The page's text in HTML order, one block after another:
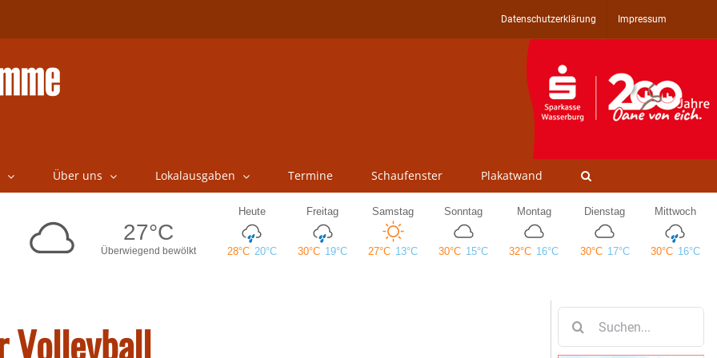
Datenschutzerklärung Impressum
Über uns Lokalausgaben Termine Schaufenster Plakatwand
Volleyball
nach: